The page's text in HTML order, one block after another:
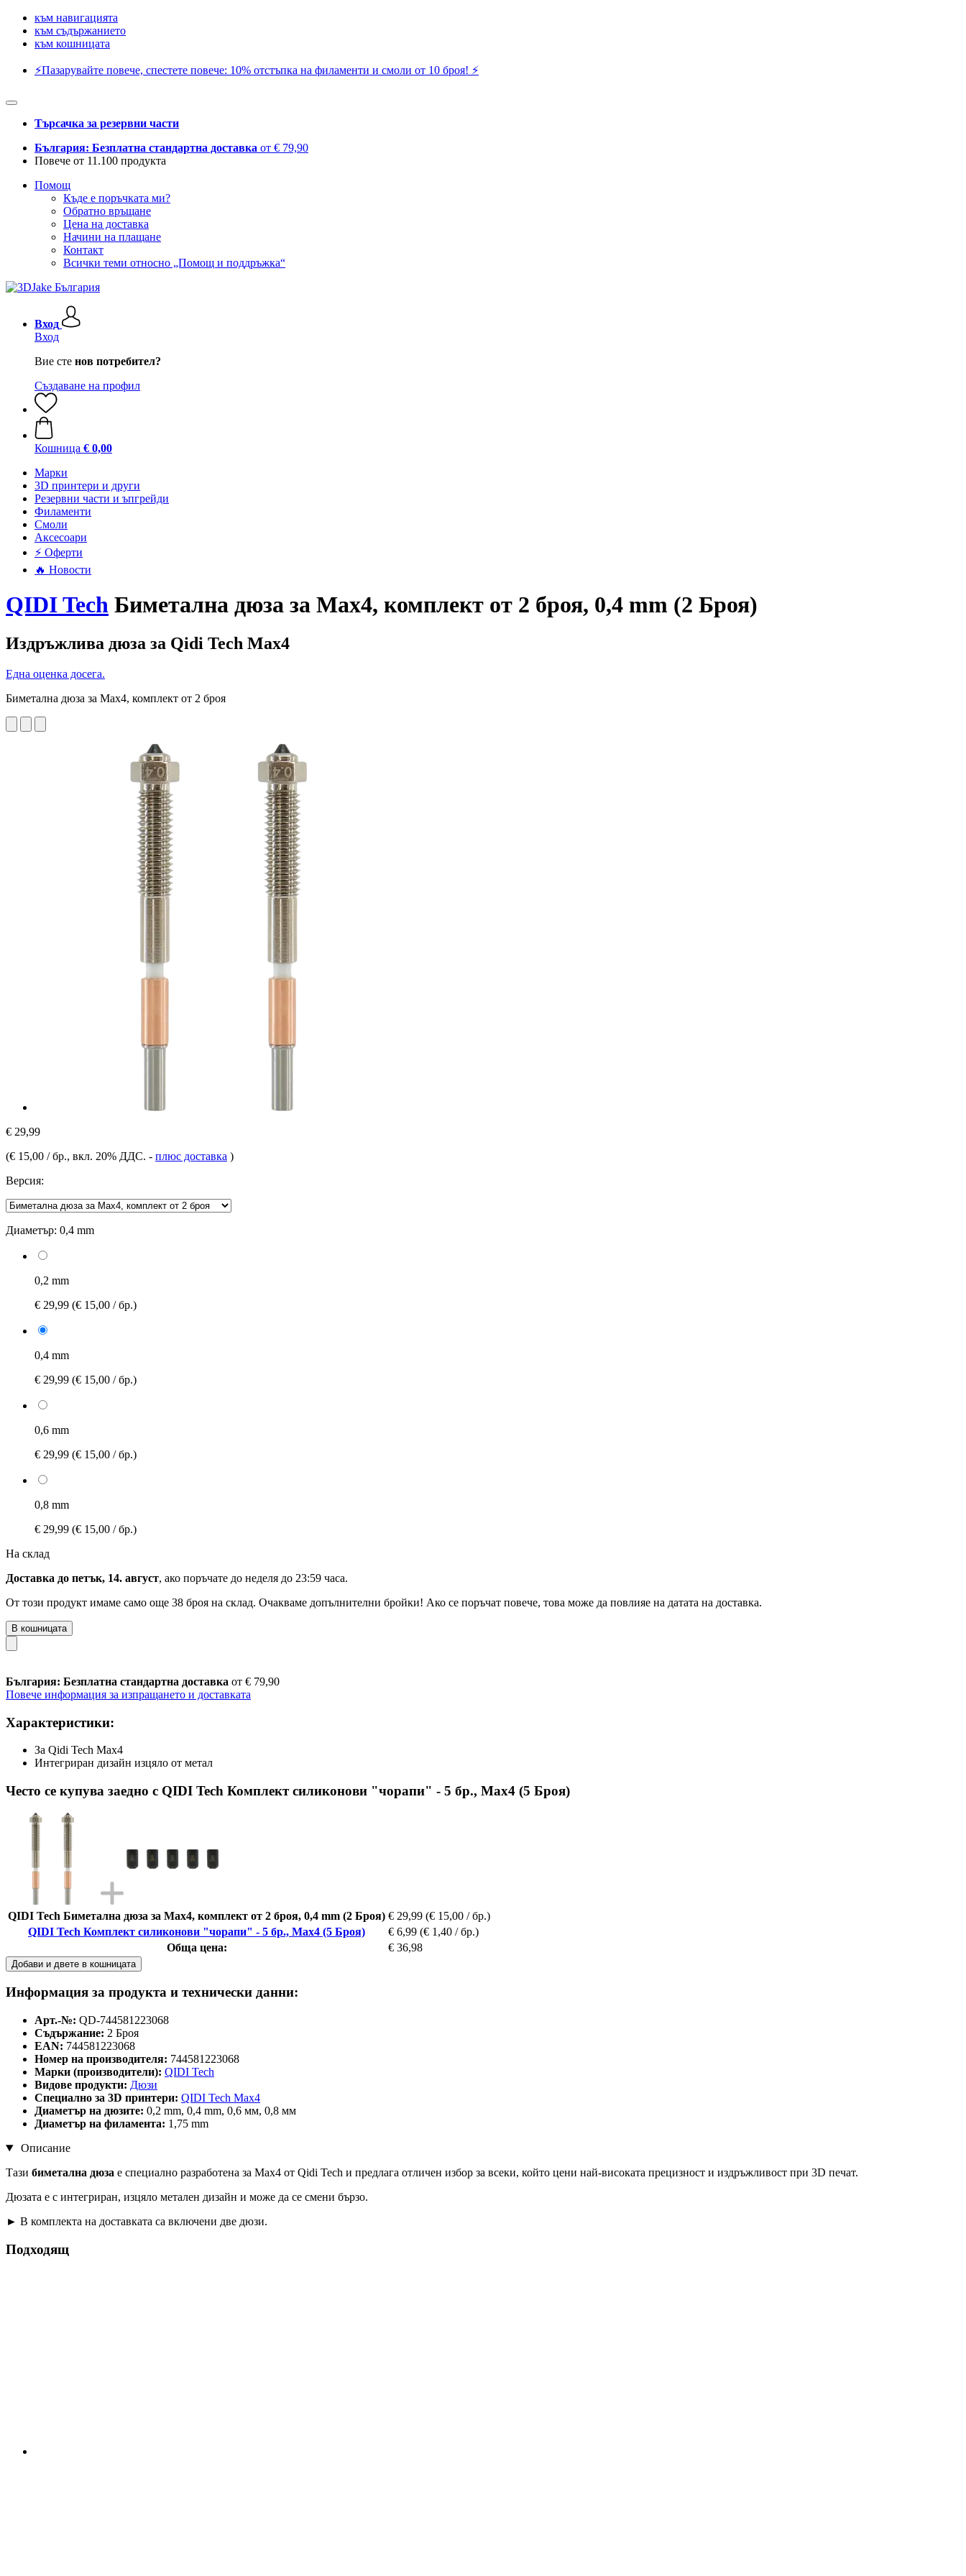
към навигацията
към съдържанието
към кошницата
⚡️Пазарувайте повече, спестете повече: 10% отстъпка на филаменти и смоли от 10 броя! ⚡️
Търсачка за резервни части
България: Безплатна стандартна доставка от € 79,90
Повече от 11.100 продукта
Помощ
Къде е поръчката ми?
Обратно връщане
Цена на доставка
Начини на плащане
Контакт
Всички теми относно „Помощ и поддръжка“
Вход
Вход
Вие сте нов потребител?
Създаване на профил
Кошница € 0,00
Mарки
3D принтери и други
Резервни части и ъпгрейди
Филаменти
Смоли
Аксесоари
⚡ Оферти
🔥 Новости
QIDI Tech Биметална дюза за Max4, комплект от 2 броя, 0,4 mm (2 Броя)
Издръжлива дюза за Qidi Tech Max4
Една оценка досега.
Биметална дюза за Max4, комплект от 2 броя
€ 29,99
(€ 15,00 / бр., вкл. 20% ДДС. - плюс доставка )
Версия:
Диаметър: 0,4 mm
0,2 mm
€ 29,99 (€ 15,00 / бр.)
0,4 mm
€ 29,99 (€ 15,00 / бр.)
0,6 mm
€ 29,99 (€ 15,00 / бр.)
0,8 mm
€ 29,99 (€ 15,00 / бр.)
На склад
Доставка до петък, 14. август, ако поръчате до неделя до 23:59 часа.
От този продукт имаме само още 38 броя на склад. Очакваме допълнителни бройки! Ако се поръчат повече, това може да повлияе на датата на доставка.
В кошницата
България: Безплатна стандартна доставка от € 79,90
Повече информация за изпращането и доставката
Характеристики:
За Qidi Tech Max4
Интегриран дизайн изцяло от метал
Често се купува заедно с QIDI Tech Комплект силиконови "чорапи" - 5 бр., Max4 (5 Броя)
QIDI Tech Биметална дюза за Max4, комплект от 2 броя, 0,4 mm (2 Броя) € 29,99 (€ 15,00 / бр.)
QIDI Tech Комплект силиконови "чорапи" - 5 бр., Max4 (5 Броя)
€ 6,99 (€ 1,40 / бр.)
Обща цена:
€ 36,98
Добави и двете в кошницата
Информация за продукта и технически данни:
Арт.-№: QD-744581223068
Съдържание: 2 Броя
EAN: 744581223068
Номер на производителя: 744581223068
Марки (производители): QIDI Tech
Видове продукти: Дюзи
Специално за 3D принтери: QIDI Tech Max4
Диаметър на дюзите: 0,2 mm, 0,4 mm, 0,6 мм, 0,8 мм
Диаметър на филамента: 1,75 mm
Описание
Тази биметална дюза е специално разработена за Max4 от Qidi Tech и предлага отличен избор за всеки, който цени най-високата прецизност и издръжливост при 3D печат.
Дюзата е с интегриран, изцяло метален дизайн и може да се смени бързо.
► В комплекта на доставката са включени две дюзи.
Подходящ